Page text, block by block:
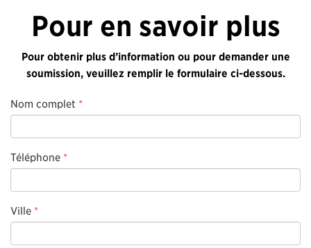
Pour en savoir plus
Pour obtenir plus d’information ou pour demander une
soumission, veuillez remplir le formulaire ci-dessous.
Nom complet *
Téléphone *
Ville *